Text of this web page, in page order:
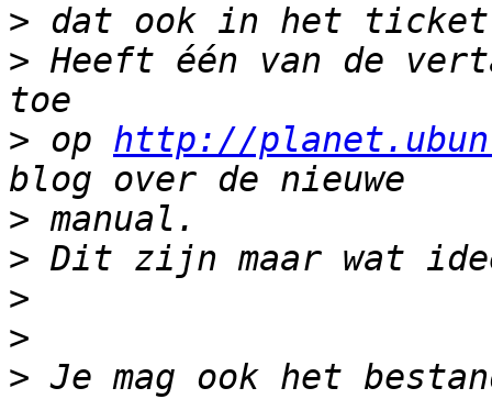
>
> Heeft één van de
> op http://
>
>
>
>
> Je mag ook het